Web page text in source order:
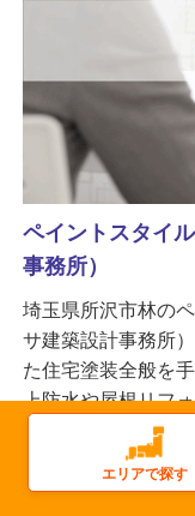
ペイントスタイ
事務所）
埼玉県所沢市林の
サ建築設計事務所
た住宅塗装全般を
上防水や屋根リフ
体の工事が可能な
エリアで探す